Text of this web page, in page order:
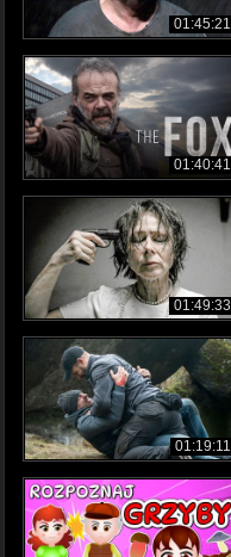
01:45:21
01:40:41
01:49:33
01:19:11